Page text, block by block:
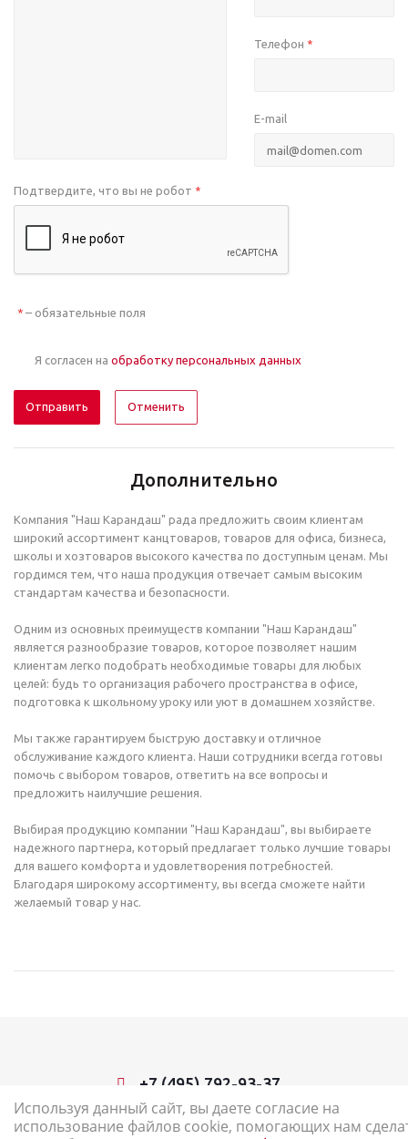
Телефон *
E-mail
Подтвердите, что вы не робот *
* – обязательные поля
Я согласен на обработку персональных данных
Отменить
Дополнительно
Компания "Наш Карандаш" рада предложить своим клиентам
широкий ассортимент канцтоваров, товаров для офиса, бизнеса,
школы и хозтоваров высокого качества по доступным ценам. Мы
гордимся тем, что наша продукция отвечает самым высоким
стандартам качества и безопасности.
Одним из основных преимуществ компании "Наш Карандаш"
является разнообразие товаров, которое позволяет нашим
клиентам легко подобрать необходимые товары для любых
целей: будь то организация рабочего пространства в офисе,
подготовка к школьному уроку или уют в домашнем хозяйстве.
Мы также гарантируем быструю доставку и отличное
обслуживание каждого клиента. Наши сотрудники всегда готовы
помочь с выбором товаров, ответить на все вопросы и
предложить наилучшие решения.
Выбирая продукцию компании "Наш Карандаш", вы выбираете
надежного партнера, который предлагает только лучшие товары
для вашего комфорта и удовлетворения потребностей.
Благодаря широкому ассортименту, вы всегда сможете найти
желаемый товар у нас.
+7 (495) 792-93-37
Используя данный сайт, вы даете согласие на
использование файлов cookie, помогающих нам